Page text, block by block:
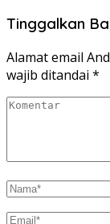
Tinggalkan
Alamat email
wajib ditandai *